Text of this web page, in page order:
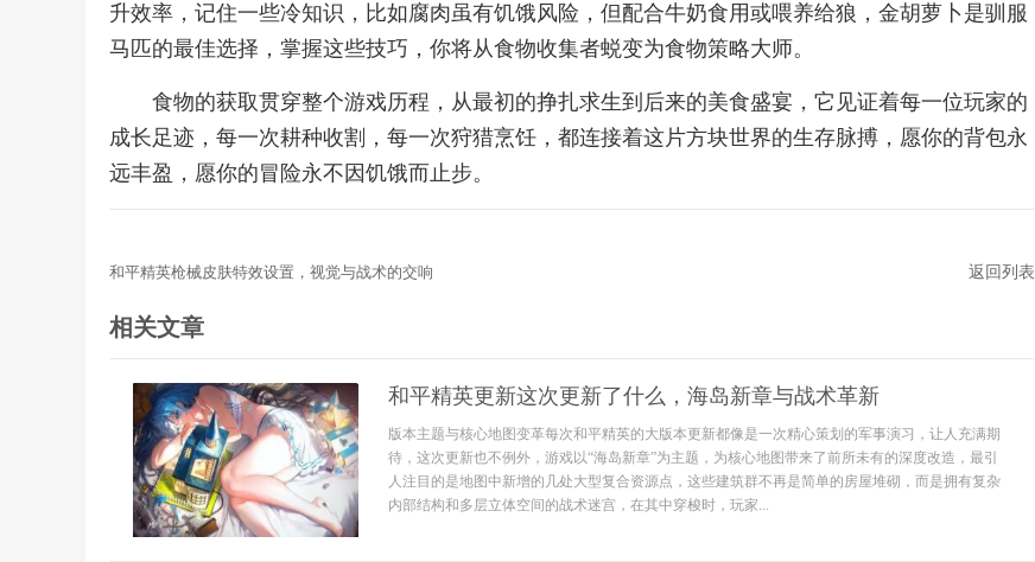
升效率，记住一些冷知识，比如腐肉虽有饥饿风险，但配合牛奶食用或喂养给狼，金胡萝卜是驯服
马匹的最佳选择，掌握这些技巧，你将从食物收集者蜕变为食物策略大师。
食物的获取贯穿整个游戏历程，从最初的挣扎求生到后来的美食盛宴，它见证着每一位玩家的
成长足迹，每一次耕种收割，每一次狩猎烹饪，都连接着这片方块世界的生存脉搏，愿你的背包永
远丰盈，愿你的冒险永不因饥饿而止步。
和平精英枪械皮肤特效设置，视觉与战术的交响 返回列表
相关文章
和平精英更新这次更新了什么，海岛新章与战术革新
版本主题与核心地图变革每次和平精英的大版本更新都像是一次精心策划的军事演习，让人充满期
待，这次更新也不例外，游戏以“海岛新章”为主题，为核心地图带来了前所未有的深度改造，最引
人注目的是地图中新增的几处大型复合资源点，这些建筑群不再是简单的房屋堆砌，而是拥有复杂
内部结构和多层立体空间的战术迷宫，在其中穿梭时，玩家...